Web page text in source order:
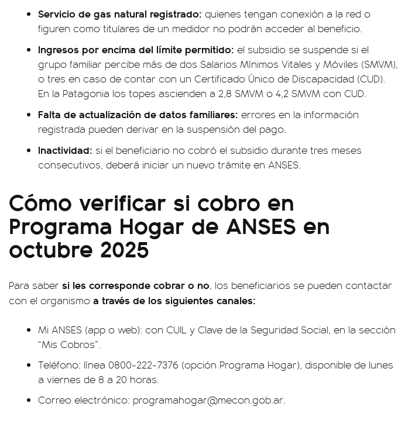
Servicio de gas natural registrado: quienes tengan conexión a la red o
figuren como titulares de un medidor no podrán acceder al beneficio.
Ingresos por encima del límite permitido: el subsidio se suspende si el
grupo familiar percibe más de dos Salarios Mínimos Vitales y Móviles (SMVM),
o tres en caso de contar con un Certificado Único de Discapacidad (CUD).
En la Patagonia los topes ascienden a 2,8 SMVM o 4,2 SMVM con CUD.
Falta de actualización de datos familiares: errores en la información
registrada pueden derivar en la suspensión del pago.
Inactividad: si el beneficiario no cobró el subsidio durante tres meses
consecutivos, deberá iniciar un nuevo trámite en ANSES.
Cómo verificar si cobro en
Programa Hogar de ANSES en
octubre 2025
Para saber si les corresponde cobrar o no, los beneficiarios se pueden contactar
con el organismo a través de los siguientes canales:
Mi ANSES (app o web): con CUIL y Clave de la Seguridad Social, en la sección
“Mis Cobros”.
Teléfono: línea 0800-222-7376 (opción Programa Hogar), disponible de lunes
a viernes de 8 a 20 horas.
Correo electrónico: programahogar@mecon.gob.ar.